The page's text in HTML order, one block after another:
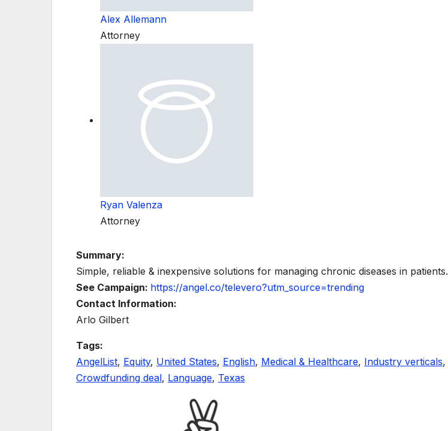
Alex Allemann
Attorney
Ryan Valenza
Attorney
Summary:
Simple, reliable & inexpensive solutions for managing chronic diseases in patients.
See Campaign: https://angel.co/televero?utm_source=trending
Contact Information:
Arlo Gilbert
Tags:
AngelList, Equity, United States, English, Medical & Healthcare, Industry verticals,
Crowdfunding deal, Language, Texas